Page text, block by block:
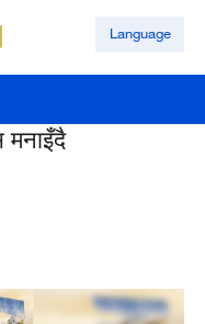
Language